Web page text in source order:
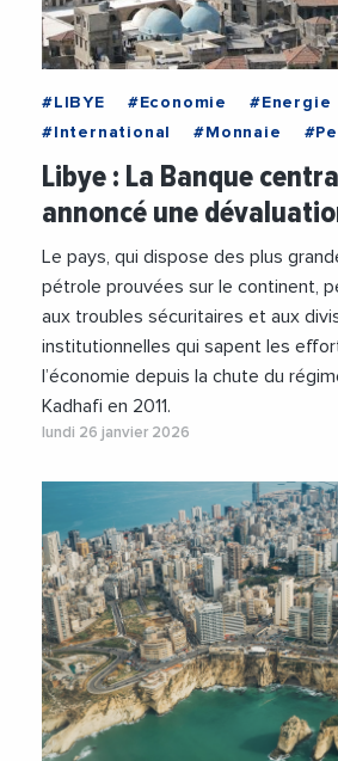
#LIBYE #Economie
#Energie
#International
#Monnaie
Libye : La Banque
annoncé une
Le pays, qui dispose des plus
pétrole prouvées sur le continent,
aux troubles sécuritaires et aux
institutionnelles qui sapent les
l’économie depuis la chute du
Kadhafi en 2011.
lundi 26 janvier 2026